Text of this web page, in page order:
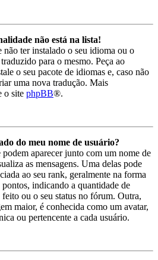
não está na lista!
não ter instalado o seu idioma ou o
para o mesmo. Peça ao
o seu pacote de idiomas e, caso não
uma nova tradução. Mais
o site phpBB®.
do meu nome de usuário?
podem aparecer junto com um nome de
as mensagens. Uma delas pode
ao seu rank, geralmente na forma
indicando a quantidade de
feito ou o seu status no fórum. Outra,
maior, é conhecida como um avatar,
ou pertencente a cada usuário.